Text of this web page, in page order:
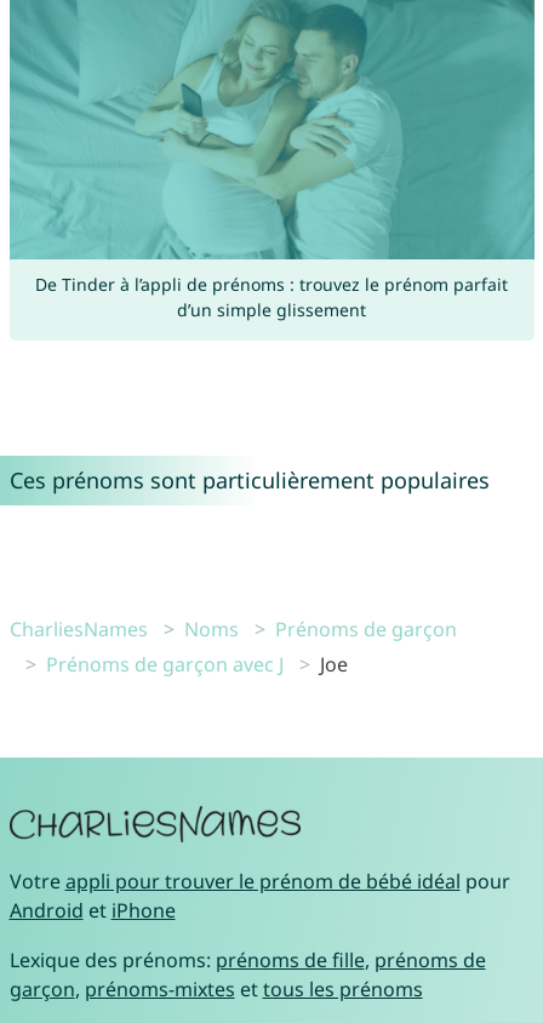
De Tinder à l’appli de prénoms : trouvez le prénom parfait
d’un simple glissement
Ces prénoms sont particulièrement populaires
CharliesNames Noms
Prénoms de garçon
Prénoms de garçon avec J
Joe
Votreappli pour trouver le prénom de bébé idéal pour
Android et iPhone
Lexique des prénoms: prénoms de fille, prénoms de
garçon, prénoms-mixtes ettous les prénoms